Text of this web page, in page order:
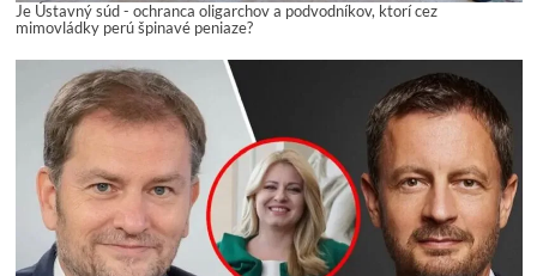
Je Ústavný súd - ochranca oligarchov a podvodníkov, ktorí cez
mimovládky perú špinavé peniaze?